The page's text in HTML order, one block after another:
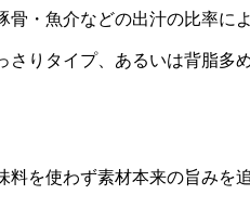
骨・魚介などの出汁の比率に
さりタイプ、あるいは背脂多
料を使わず素材本来の旨みを